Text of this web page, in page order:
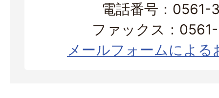
電話番号：0561-
ファックス：
メールフォームによる